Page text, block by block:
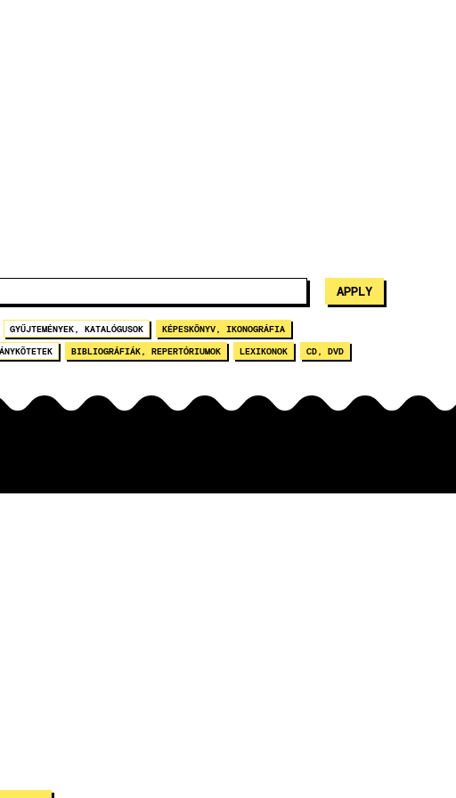
GYŰJTEMÉNYEK, KATALÓGUSOK KÉPESKÖNYV, IKONOGRÁFIA
BIBLIOGRÁFIÁK, REPERTÓRIUMOK LEXIKONOK CD, DVD